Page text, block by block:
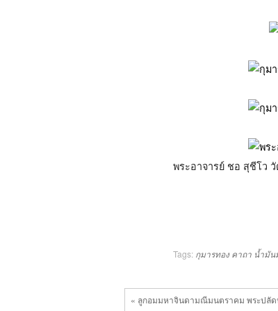
พระอาจารย์ ชอ สุชีโว
Tags: กุมารทอง คาถา น้ำมัน
« ลูกอมมหาจินดามณีมนตราคม พระปลั